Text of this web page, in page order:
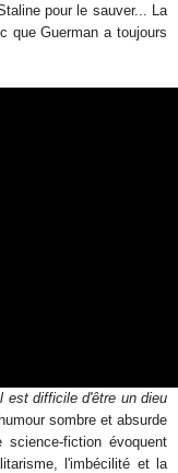
pour le sauver... La
que Guerman a toujours
est difficile d'être un dieu
sombre et absurde
fiction évoquent
l'imbécilité et la